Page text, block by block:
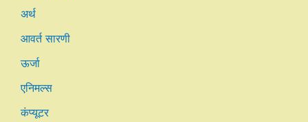
अर्थ
आवर्त सारणी
ऊर्जा
एनिमल्स
कंप्यूटर